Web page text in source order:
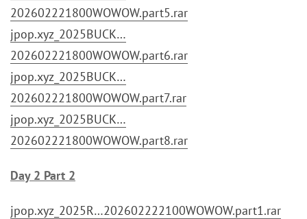
202602221800WOWOW.part5.rar
jpop.xyz_2025BUCK…
202602221800WOWOW.part6.rar
jpop.xyz_2025BUCK…
202602221800WOWOW.part7.rar
jpop.xyz_2025BUCK…
202602221800WOWOW.part8.rar
Day 2 Part 2
jpop.xyz_2025R…202602222100WOWOW.part1.rar